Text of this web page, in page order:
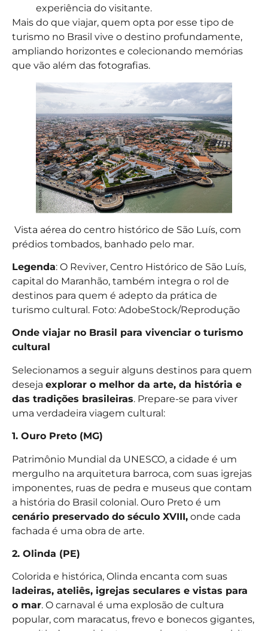
experiência do visitante.
Mais do que viajar, quem opta por esse tipo de
turismo no Brasil vive o destino profundamente,
ampliando horizontes e colecionando memórias
que vão além das fotografias.
Vista aérea do centro histórico de São Luís, com
prédios tombados, banhado pelo mar.
Legenda: O Reviver, Centro Histórico de São Luís,
capital do Maranhão, também integra o rol de
destinos para quem é adepto da prática de
turismo cultural. Foto: AdobeStock/Reprodução
Onde viajar no Brasil para vivenciar o turismo
cultural
Selecionamos a seguir alguns destinos para quem
deseja explorar o melhor da arte, da história e
das tradições brasileiras. Prepare-se para viver
uma verdadeira viagem cultural:
1. Ouro Preto (MG)
Patrimônio Mundial da UNESCO, a cidade é um
mergulho na arquitetura barroca, com suas igrejas
imponentes, ruas de pedra e museus que contam
a história do Brasil colonial. Ouro Preto é um
cenário preservado do século XVIII, onde cada
fachada é uma obra de arte.
2. Olinda (PE)
Colorida e histórica, Olinda encanta com suas
ladeiras, ateliês, igrejas seculares e vistas para
o mar. O carnaval é uma explosão de cultura
popular, com maracatus, frevo e bonecos gigantes,